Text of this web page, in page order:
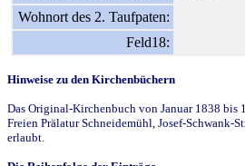
Wohnort des 2. Taufpaten:
Feld18:
Hinweise zu den Kirchenbüchern
Das Original-Kirchenbuch von Januar 1838
Freien Prälatur Schneidemühl, Josef-Schwank-
erlaubt.